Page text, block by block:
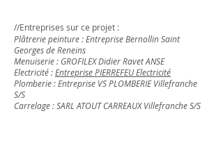
//Entreprises sur ce projet :
Plâtrerie peinture : Entreprise Bernollin Saint
Georges de Reneins
Menuiserie : GROFILEX Didier Ravet ANSE
Electricité :Entreprise PIERREFEU Electricité
Plomberie : Entreprise VS PLOMBERIE Villefranche
S/S
Carrelage : SARL ATOUT CARREAUX Villefranche S/S